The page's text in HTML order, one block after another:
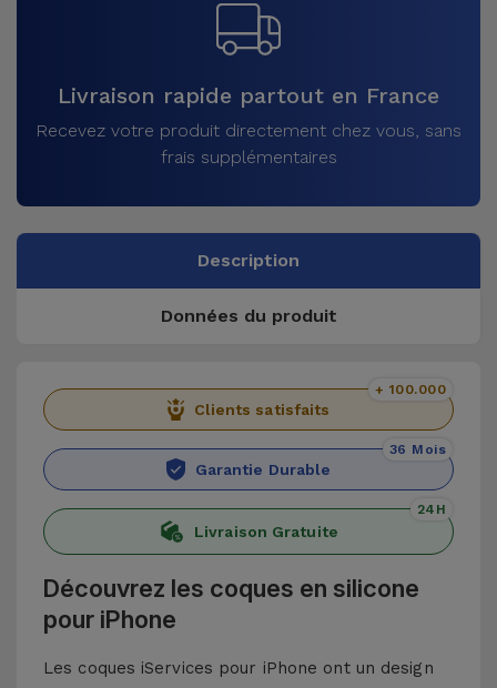
Livraison rapide partout en France
Recevez votre produit directement chez vous, sans
frais supplémentaires
Description
Données du produit
Clients satisfaits
+ 100.000
Garantie Durable
36 Mois
Livraison Gratuite
24H
Découvrez les coques en silicone
pour iPhone
Les coques iServices pour iPhone ont un design